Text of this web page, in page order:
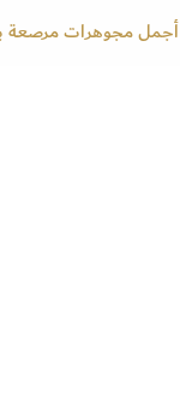
أجمل مجوهرات مرصعة